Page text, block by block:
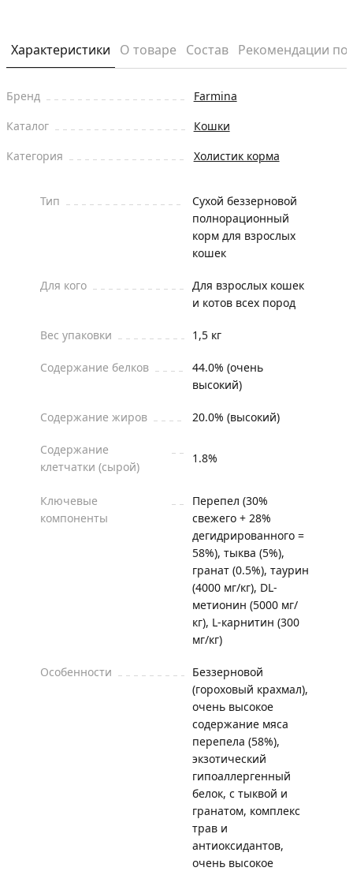
Характеристики О товаре Состав Рекомендации
Бренд
Farmina
Каталог
Кошки
Категория
Холистик корма
Тип
Сухой беззерновой
полнорационный
корм для взрослых
кошек
Для кого
Для взрослых кошек
и котов всех пород
Вес упаковки 1,5 кг
Содержание белков
44.0% (очень
высокий)
Содержание жиров 20.0% (высокий)
Содержание
клетчатки (сырой)
1.8%
Ключевые
компоненты
Перепел (30%
свежего + 28%
дегидрированного =
58%), тыква (5%),
гранат (0.5%), таурин
(4000 мг/кг), DL-
метионин (5000 мг/
кг), L-карнитин (300
мг/кг)
Особенности
Беззерновой
(гороховый крахмал),
очень высокое
содержание мяса
перепела (58%),
экзотический
гипоаллергенный
белок, с тыквой и
гранатом, комплекс
трав и
антиоксидантов,
очень высокое